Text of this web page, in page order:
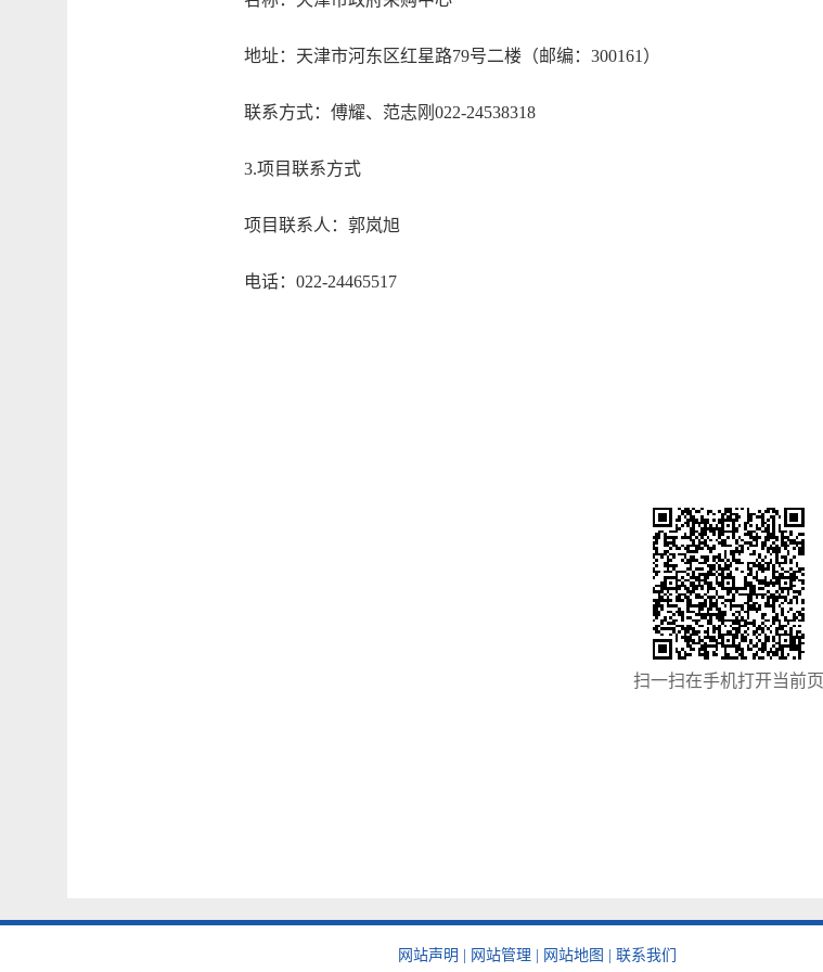
地址：天津市河东区红星路79号二楼（邮编：300161）
联系方式：傅耀、范志刚022-24538318
3.项目联系方式
项目联系人：郭岚旭
电话：022-24465517
扫一扫在手机打开当前页
网站声明 网站管理 网站地图 联系我们